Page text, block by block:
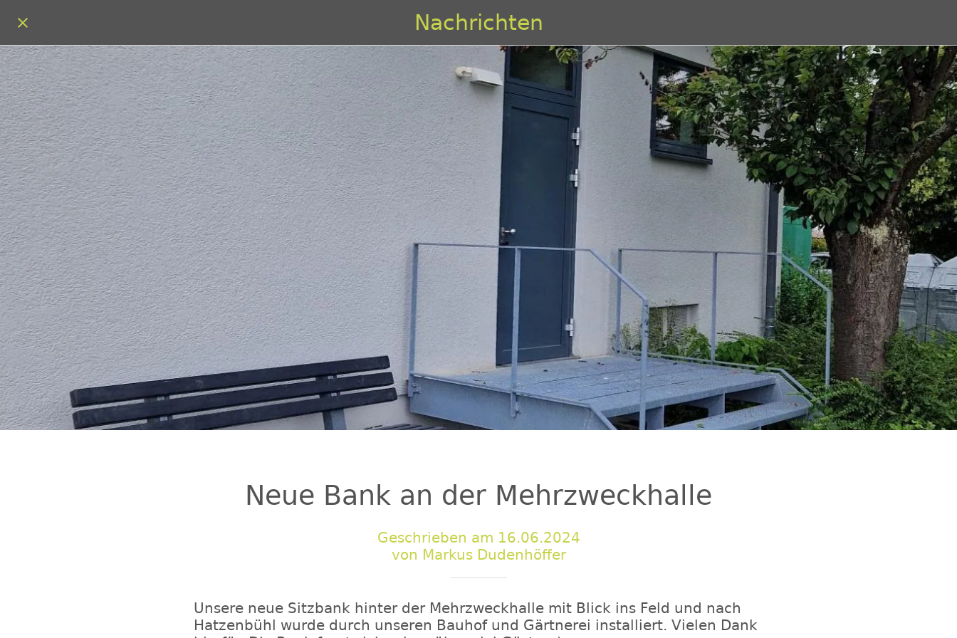
Nachrichten
Neue Bank an der Mehrzweckhalle
Geschrieben am 16.06.2024
von Markus Dudenhöffer
Unsere neue Sitzbank hinter der Mehrzweckhalle mit Blick ins Feld und nach
Hatzenbühl wurde durch unseren Bauhof und Gärtnerei installiert. Vielen Dank